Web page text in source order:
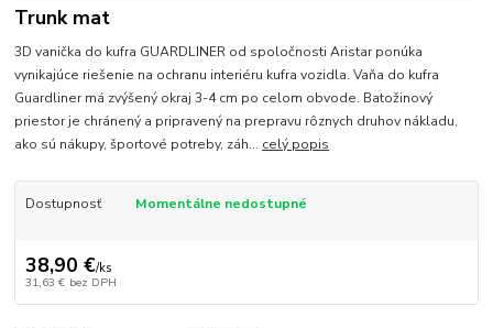
Trunk mat
3D vanička do kufra GUARDLINER od spoločnosti Aristar ponúka
vynikajúce riešenie na ochranu interiéru kufra vozidla. Vaňa do kufra
Guardliner má zvýšený okraj 3-4 cm po celom obvode. Batožinový
priestor je chránený a pripravený na prepravu rôznych druhov nákladu,
ako sú nákupy, športové potreby, záh... celý popis
Dostupnosť Momentálne nedostupné
38,90 €/ks
31,63 € bez DPH